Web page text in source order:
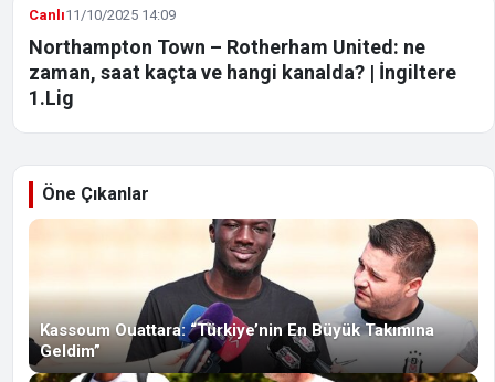
Canlı11/10/2025 14:09
Northampton Town – Rotherham United: ne
zaman, saat kaçta ve hangi kanalda? | İngiltere
1.Lig
Öne Çıkanlar
Kassoum Ouattara: “Türkiye’nin En Büyük Takımına
Geldim”